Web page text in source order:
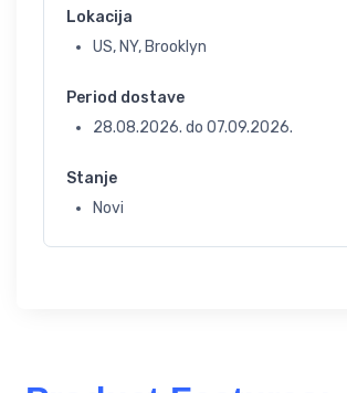
Lokacija
US, NY, Brooklyn
Period dostave
28.08.2026. do 07.09.2026.
Stanje
Novi